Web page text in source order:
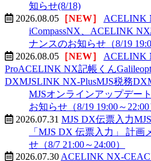
知らせ(8/18)
2026.08.05 ［NEW］ ACELINK
iCompassNX、ACELINK
ナンスのお知らせ（8/19
2026.08.05 ［NEW］ ACELINK
ProACELINK NX記帳くん
DXMJSLINK NX-PlusMJS税務DX
MJSオンラインアップデー
お知らせ（8/19 19:00～22:00
2026.07.31 MJS DX伝票入力
「MJS DX 伝票入力」 計
せ（8/7 21:00～24:00）
2026.07.30ACELINK NX-CE